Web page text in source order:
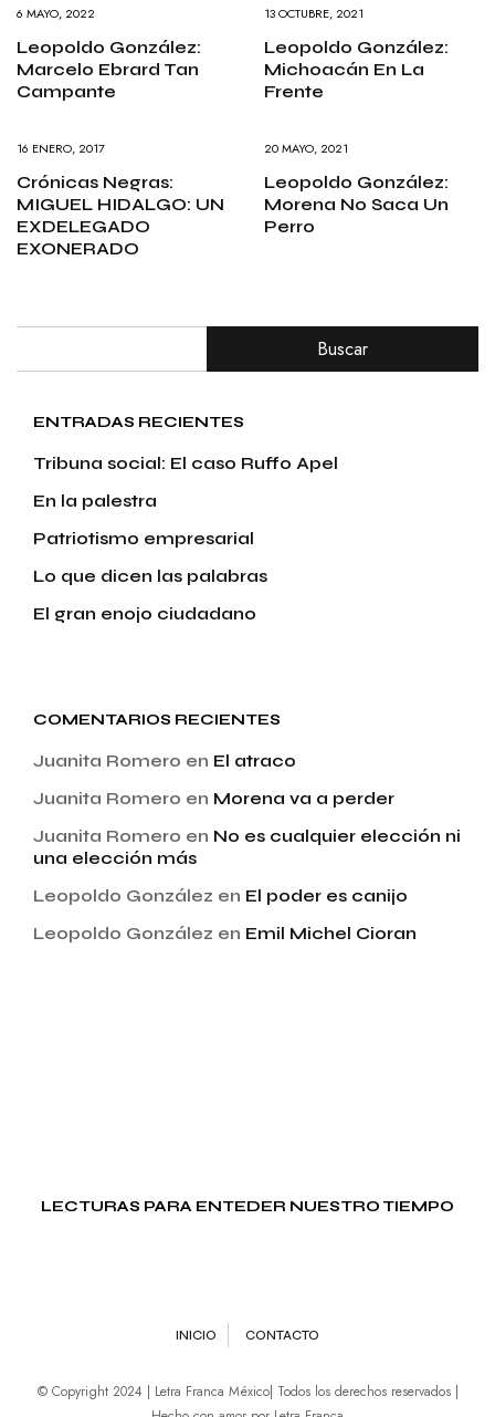
6 MAYO, 2022
Leopoldo González:
Marcelo Ebrard Tan
Campante
13 OCTUBRE, 2021
Leopoldo González:
Michoacán En La
Frente
16 ENERO, 2017
Crónicas Negras:
MIGUEL HIDALGO: UN
EXDELEGADO
EXONERADO
20 MAYO, 2021
Leopoldo González:
Morena No Saca Un
Perro
Buscar
ENTRADAS RECIENTES
Tribuna social: El caso Ruffo Apel
En la palestra
Patriotismo empresarial
Lo que dicen las palabras
El gran enojo ciudadano
COMENTARIOS RECIENTES
Juanita Romero en El atraco
Juanita Romero en Morena va a perder
Juanita Romero en No es cualquier elección ni
una elección más
Leopoldo González en El poder es canijo
Leopoldo González en Emil Michel Cioran
LECTURAS PARA ENTEDER NUESTRO TIEMPO
INICIO CONTACTO
© Copyright 2024 | Letra Franca México| Todos los derechos reservados |